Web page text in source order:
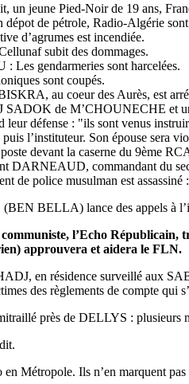
un jeune Pied-Noir de 19 ans,
de pétrole, Radio-Algérie sont
d’agrumes est incendiée.
subit des dommages.
gendarmeries sont harcelées.
sont coupés.
au coeur des Aurès, est
de M’CHOUNECHE et
leur défense : "ils sont venus
l’instituteur. Son épouse sera
devant la caserne du 9ème
commandant du
de police musulman est
BELLA) lance des appels à
l’Echo Républicain,
approuvera et aidera le FLN.
en résidence surveillé aux
des règlements de compte qui
près de DELLYS : plusieurs
en Métropole. Ils n’en marquent